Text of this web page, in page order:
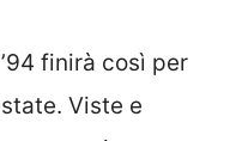
finirà così per
Viste e